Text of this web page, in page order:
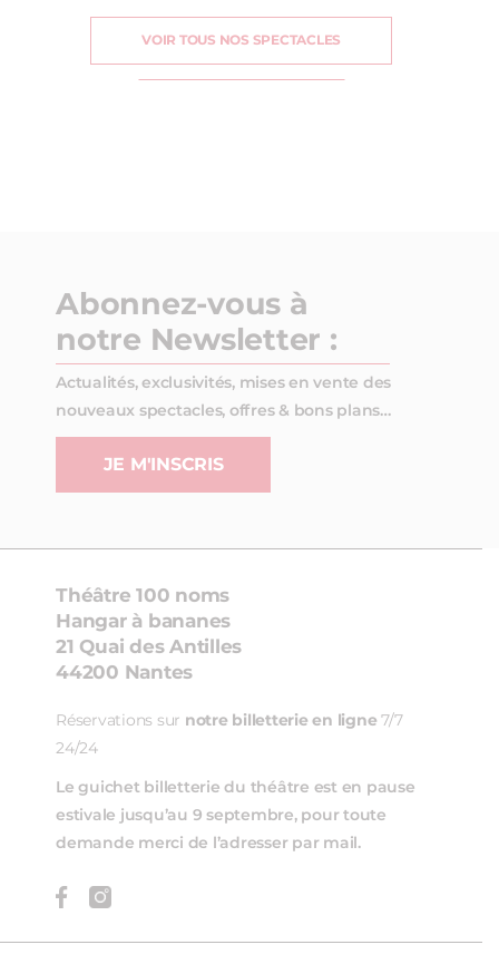
VOIR TOUS NOS SPECTACLES
Abonnez-vous à
notre Newsletter :
Actualités, exclusivités, mises en vente des
nouveaux spectacles, offres & bons plans…
JE M'INSCRIS
Théâtre 100 noms
Hangar à bananes
21 Quai des Antilles
44200 Nantes
Réservations sur notre billetterie en ligne 7/7
24/24
Le guichet billetterie du théâtre est en pause
estivale jusqu’au 9 septembre, pour toute
demande merci de l’adresser par mail.